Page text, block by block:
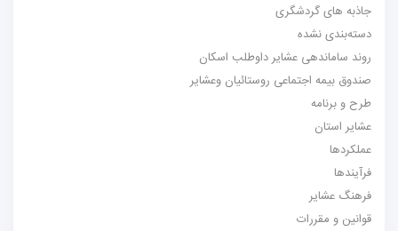
های گردشگری
نشده
عشایر داوطلب اسکان
بیمه اجتماعی روستائیان وعشایر
برنامه
استان
عشایر
و مقررات